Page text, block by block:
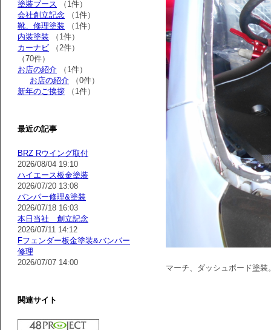
マーチ、ダッシュボード塗装
塗装ブース （1件）
会社創立記念 （1件）
靴、修理塗装 （1件）
内装塗装 （1件）
カーナビ （2件）
（70件）
お店の紹介 （1件）
お店の紹介 （0件）
新年のご挨拶 （1件）
最近の記事
BRZ Rウイング取付
2026/08/04 19:10
ハイエース板金塗装
2026/07/20 13:08
バンパー修理&塗装
2026/07/18 16:03
本日当社 創立記念
2026/07/11 14:12
Fフェンダー板金塗装&バンパー
修理
2026/07/07 14:00
関連サイト